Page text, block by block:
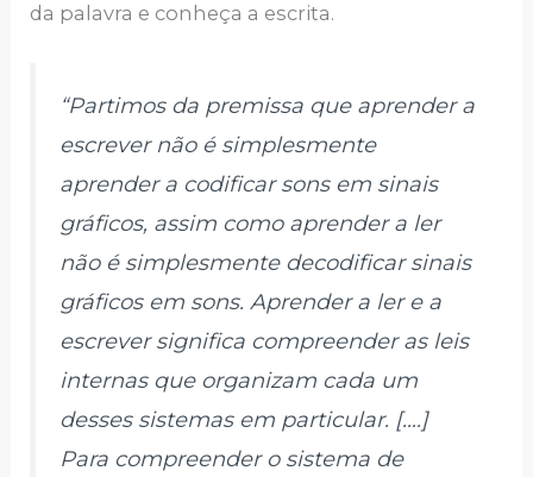
da palavra e conheça a escrita.
“Partimos da premissa que aprender a
escrever não é simplesmente
aprender a codificar sons em sinais
gráficos, assim como aprender a ler
não é simplesmente decodificar sinais
gráficos em sons. Aprender a ler e a
escrever significa compreender as leis
internas que organizam cada um
desses sistemas em particular. [….]
Para compreender o sistema de